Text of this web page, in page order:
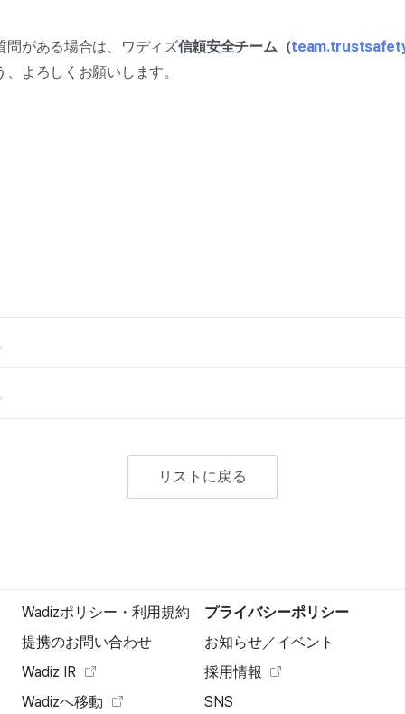
問がある場合は、ワディズ信頼安全チーム（
よろしくお願いします。
リストに戻る
Wadizポリシー・利用規約
プライバシーポリシー
提携のお問い合わせ
お知らせ／イベント
Wadiz IR
採用情報
Wadizへ移動
SNS